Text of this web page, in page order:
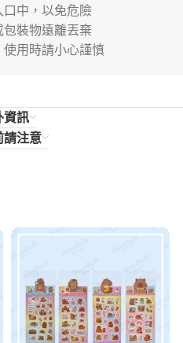
中，以免危險
裝物遠離丟棄
用時請小心謹慎
資訊
請注意